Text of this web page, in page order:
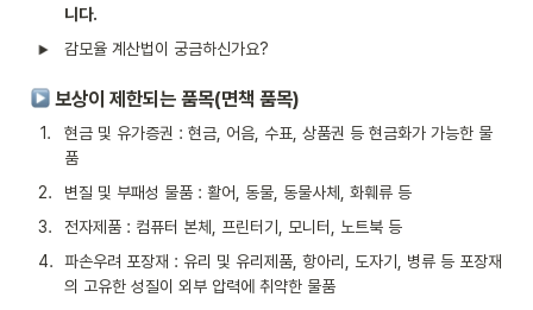
니다.
감모율 계산법이 궁금하신가요?
보상이 제한되는 품목(면책 품목)
1.
현금 및 유가증권 : 현금, 어음, 수표, 상품권 등 현금화가 가능한 물
품
2.
변질 및 부패성 물품 : 활어, 동물, 동물사체, 화훼류 등
3.
전자제품 : 컴퓨터 본체, 프린터기, 모니터, 노트북 등
4.
파손우려 포장재 : 유리 및 유리제품, 항아리, 도자기, 병류 등 포장재
의 고유한 성질이 외부 압력에 취약한 물품